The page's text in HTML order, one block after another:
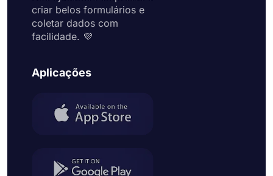
criar belos formulários e
coletar dados com
facilidade. 💜
Aplicações